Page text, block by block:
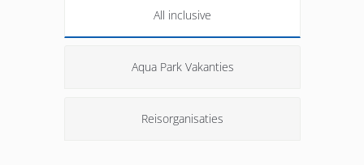
All inclusive
Aqua Park Vakanties
Reisorganisaties